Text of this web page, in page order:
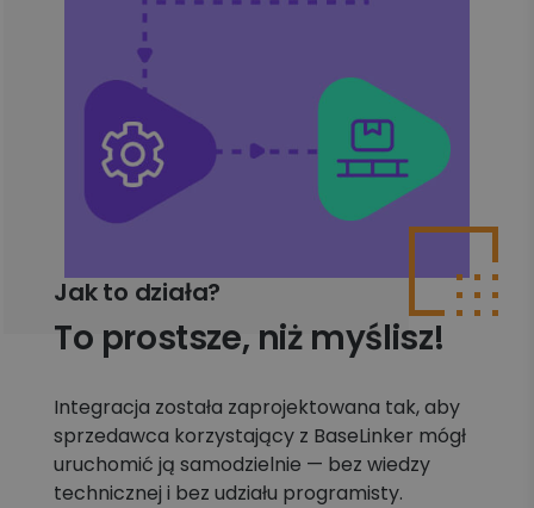
Jak to działa?
To prostsze, niż myślisz!
Integracja została zaprojektowana tak, aby
sprzedawca korzystający z BaseLinker mógł
uruchomić ją samodzielnie — bez wiedzy
technicznej i bez udziału programisty.